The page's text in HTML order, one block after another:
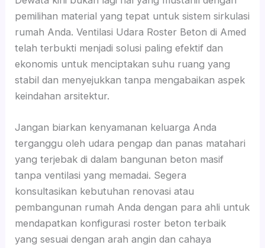
pemilihan material yang tepat untuk sistem sirkulasi
rumah Anda. Ventilasi Udara Roster Beton di Amed
telah terbukti menjadi solusi paling efektif dan
ekonomis untuk menciptakan suhu ruang yang
stabil dan menyejukkan tanpa mengabaikan aspek
keindahan arsitektur.
Jangan biarkan kenyamanan keluarga Anda
terganggu oleh udara pengap dan panas matahari
yang terjebak di dalam bangunan beton masif
tanpa ventilasi yang memadai. Segera
konsultasikan kebutuhan renovasi atau
pembangunan rumah Anda dengan para ahli untuk
mendapatkan konfigurasi roster beton terbaik
yang sesuai dengan arah angin dan cahaya